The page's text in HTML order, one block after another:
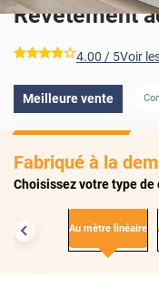
Revêtement
*****
4.00 / 5Voir
Meilleure vente
Fabriqué à la
Choisissez votre type de
Au mètre linéaire